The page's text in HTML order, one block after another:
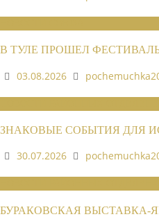
В ТУЛЕ ПРОШЕЛ
03.08.2026
ЗНАКОВЫЕ СОБЫТИЯ ДЛЯ
30.07.2026
БУРАКОВСКАЯ ВЫСТАВКА-